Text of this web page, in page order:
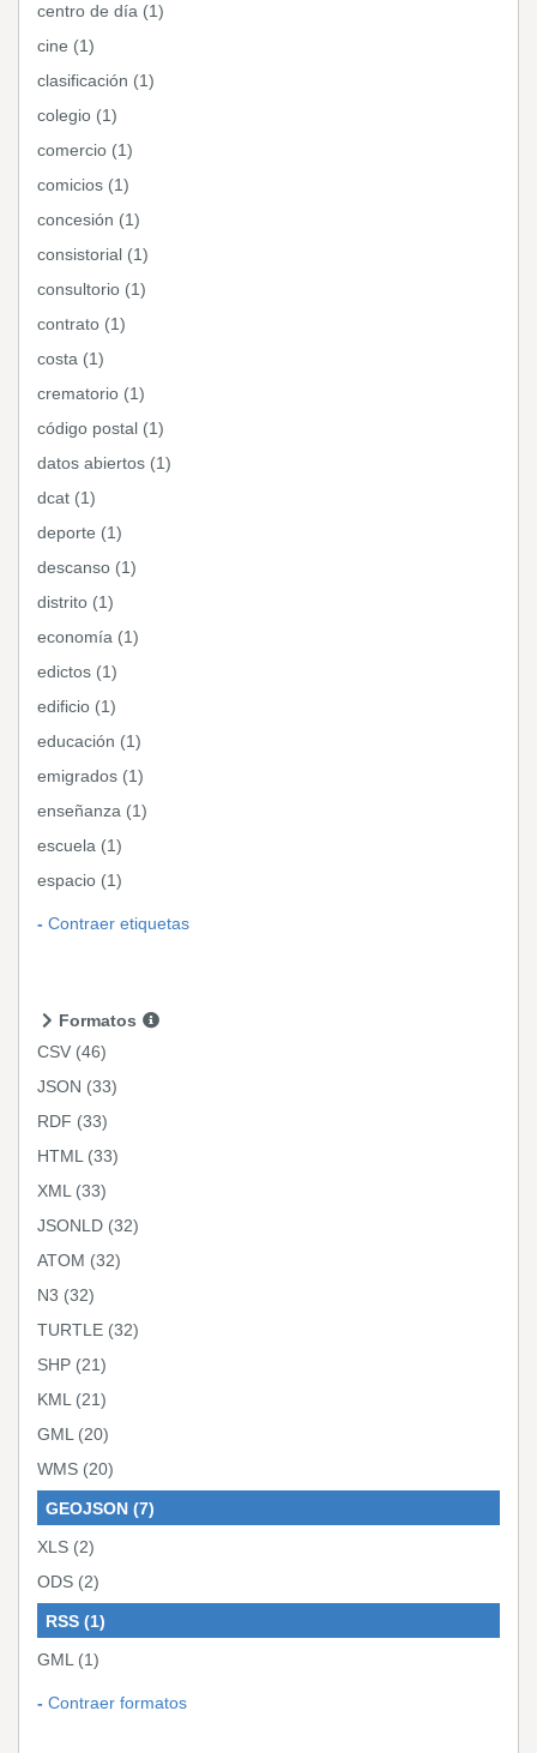
centro de día (1)
cine (1)
clasificación (1)
colegio (1)
comercio (1)
comicios (1)
concesión (1)
consistorial (1)
consultorio (1)
contrato (1)
costa (1)
crematorio (1)
código postal (1)
datos abiertos (1)
dcat (1)
deporte (1)
descanso (1)
distrito (1)
economía (1)
edictos (1)
edificio (1)
educación (1)
emigrados (1)
enseñanza (1)
escuela (1)
espacio (1)
Contraer etiquetas
Formatos
CSV (46)
JSON (33)
RDF (33)
HTML (33)
XML (33)
JSONLD (32)
ATOM (32)
N3 (32)
TURTLE (32)
SHP (21)
KML (21)
GML (20)
WMS (20)
GEOJSON (7)
XLS (2)
ODS (2)
RSS (1)
GML (1)
Contraer formatos